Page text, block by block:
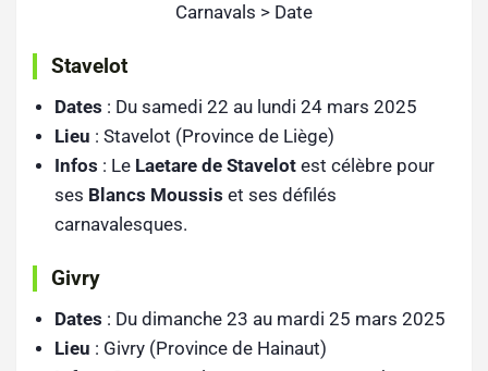
Carnavals > Date
Stavelot
Dates : Du samedi 22 au lundi 24 mars 2025
Lieu : Stavelot (Province de Liège)
Infos : Le Laetare de Stavelot est célèbre pour
ses Blancs Moussis et ses défilés
carnavalesques.
Givry
Dates : Du dimanche 23 au mardi 25 mars 2025
Lieu : Givry (Province de Hainaut)